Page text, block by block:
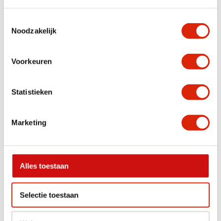
Noodzakelijk
Voorkeuren
Statistieken
Marketing
Alles toestaan
Selectie toestaan
Nog 1 op voorraad
€1.314,00
€270,00
Vanaf€129,00